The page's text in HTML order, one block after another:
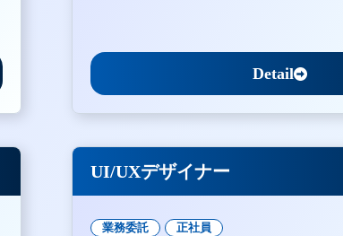
Detail
UI/UXデザイナー
業務委託 正社員